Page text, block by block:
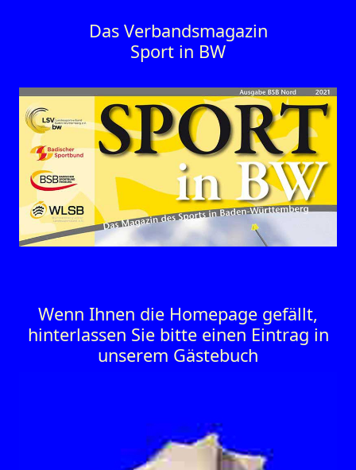
Das Verbandsmagazin
Sport in BW
Wenn Ihnen die Homepage gefällt,
hinterlassen Sie bitte einen Eintrag in
unserem Gästebuch